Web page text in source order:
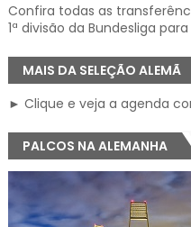
Confira todas as
1ª divisão da Bundesliga
MAIS DA SELEÇÃO ALEMÃ
► Clique e veja a agenda
PALCOS NA ALEMANHA